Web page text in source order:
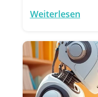
Weiterlesen